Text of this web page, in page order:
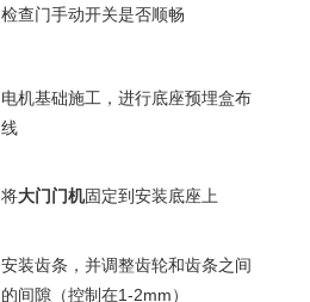
检查门手动开关是否顺畅
电机基础施工，进行底座预埋盒布
线
将大门门机固定到安装底座上
安装齿条，并调整齿轮和齿条之间
的间隙（控制在1-2mm）